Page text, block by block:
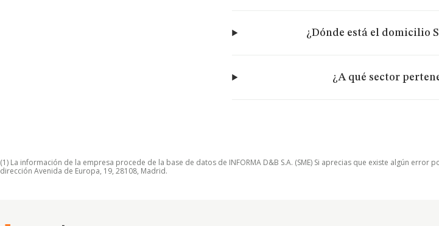
¿Dónde está el domicilio
¿A qué sector
(1) La información de la empresa procede de la base de datos de INFORMA D&B S.A. (SME) Si aprecias que existe algún
dirección Avenida de Europa, 19, 28108, Madrid.